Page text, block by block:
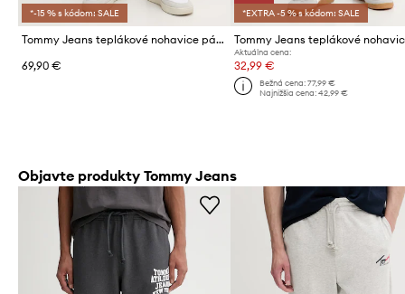
*-15 % s kódom: SALE
Tommy Jeans teplákové nohavice pánske bavlnené
69,90 €
*EXTRA -5 % s kódom: SALE
Aktuálna cena:
32,99 €
Bežná cena: 77,99 €
Najnižšia cena: 42,99 €
Objavte produkty Tommy Jeans